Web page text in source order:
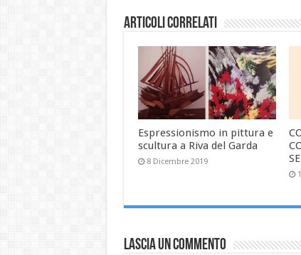
Articoli correlati
Espressionismo in pittura e
scultura a Riva del Garda
8 Dicembre 2019
Lascia un commento